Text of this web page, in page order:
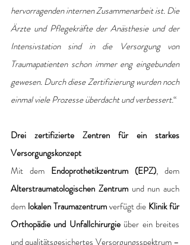
hervorragenden internen Zusammenarbeit ist. Die
Ärzte und Pflegekräfte der Anästhesie und der
Intensivstation sind in die Versorgung von
Traumapatienten schon immer eng eingebunden
gewesen. Durch diese Zertifizierung wurden noch
einmal viele Prozesse überdacht und verbessert.“
Drei zertifizierte Zentren für ein starkes
Versorgungskonzept
Mit dem Endoprothetikzentrum (EPZ), dem
Alterstraumatologischen Zentrum und nun auch
dem lokalen Traumazentrum verfügt die Klinik für
Orthopädie und Unfallchirurgie über ein breites
und qualitätsgesichertes Versorgungsspektrum –